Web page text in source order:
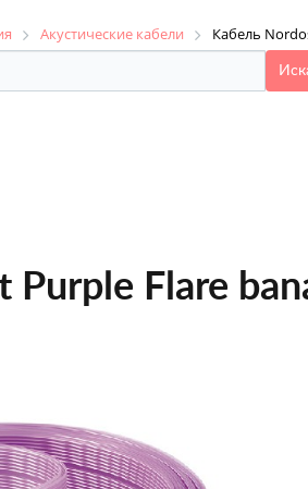
Акустические кабели Кабель
Purple Flare